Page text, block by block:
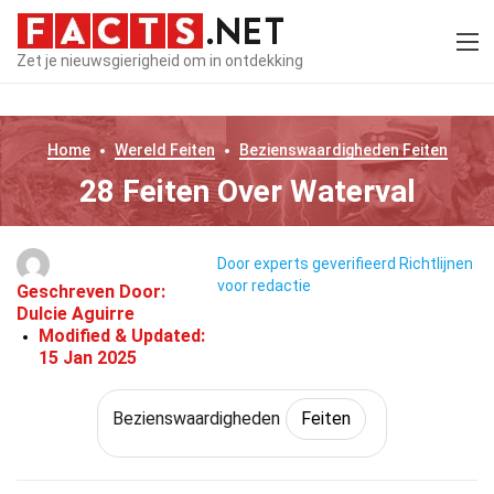
Zet je nieuwsgierigheid om in ontdekking
Home Wereld Feiten BezienswaardighedenFeiten
28 Feiten Over Waterval
Geschreven Door:
Dulcie Aguirre
Modified & Updated:
15 Jan 2025
Door experts geverifieerd Richtlijnen
voor redactie
Bezienswaardigheden Feiten